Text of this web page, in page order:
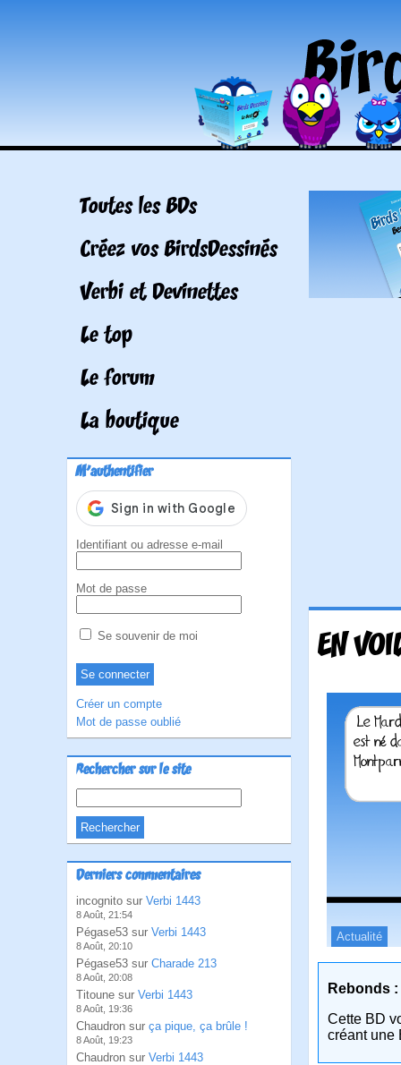
Toutes les BDs
Créez vos BirdsDessinés
Verbi et Devinettes
Le top
Le forum
La boutique
M'authentifier
Identifiant ou adresse e-mail
Mot de passe
Se souvenir de moi
Créer un compte
Mot de passe oublié
Rechercher sur le site
Derniers commentaires
incognito sur Verbi 1443
8 Août, 21:54
Pégase53 sur Verbi 1443
8 Août, 20:10
Pégase53 sur Charade 213
8 Août, 20:08
Titoune sur Verbi 1443
8 Août, 19:36
Chaudron sur ça pique, ça brûle !
8 Août, 19:23
Chaudron sur Verbi 1443
EN
Actualité
Rebonds :
Cette BD
créant une